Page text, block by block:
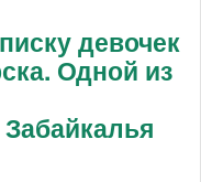
девочек
Одной из